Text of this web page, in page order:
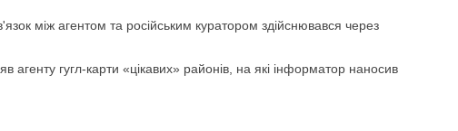
між агентом та російським куратором здійснювався через
агенту гугл-карти «цікавих» районів, на які інформатор наносив